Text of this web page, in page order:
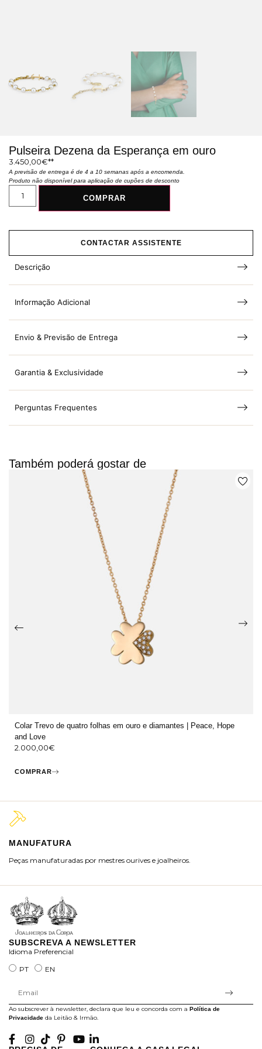
Pulseira Dezena da Esperança em ouro
3.450,00€
A previsão de entrega é de 4 a 10 semanas após a encomenda.
Produto não disponível para aplicação de cupões de desconto
COMPRAR
CONTACTAR ASSISTENTE
Descrição
Informação Adicional
Envio & Previsão de Entrega
Garantia & Exclusividade
Perguntas Frequentes
Também poderá gostar de
Colar Trevo de quatro folhas em ouro e diamantes | Peace, Hope
and Love
2.000,00€
COMPRAR
MANUFATURA
Peças manufaturadas por mestres ourives e joalheiros.
SUBSCREVA A NEWSLETTER
Idioma Preferencial
PT
EN
Ao subscrever à newsletter, declara que leu e concorda com a Política de
Privacidade da Leitão & Irmão.